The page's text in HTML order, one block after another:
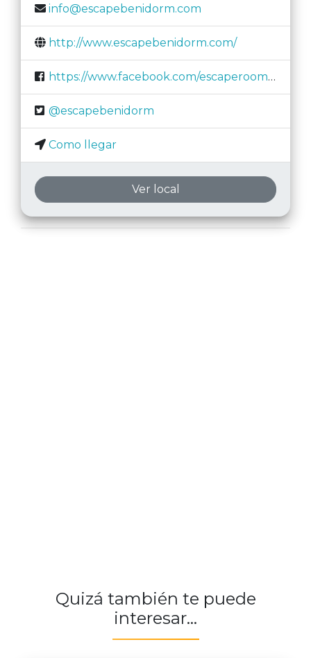
info@escapebenidorm.com
http://www.escapebenidorm.com/
https://www.facebook.com/escaperoombenidorm
@escapebenidorm
Como llegar
Ver local
Quizá también te puede
interesar...